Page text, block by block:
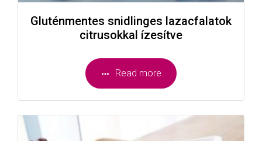
Gluténmentes snidlinges lazacfalatok
citrusokkal ízesítve
Read more